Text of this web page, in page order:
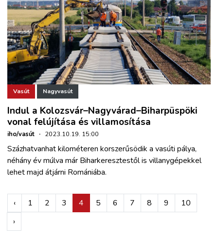
Vasút Nagyvasút
Indul a Kolozsvár–Nagyvárad–Biharpüspöki
vonal felújítása és villamosítása
iho/vasút · 2023.10.19. 15:00
Százhatvanhat kilométeren korszerűsödik a vasúti pálya,
néhány év múlva már Biharkeresztestől is villanygépekkel
lehet majd átjárni Romániába.
‹ 1 2 3 4 5 6 7 8 9
10
›